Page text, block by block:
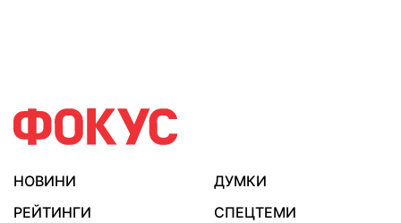
НОВИНИ
ДУМКИ
РЕЙТИНГИ
СПЕЦТЕМИ